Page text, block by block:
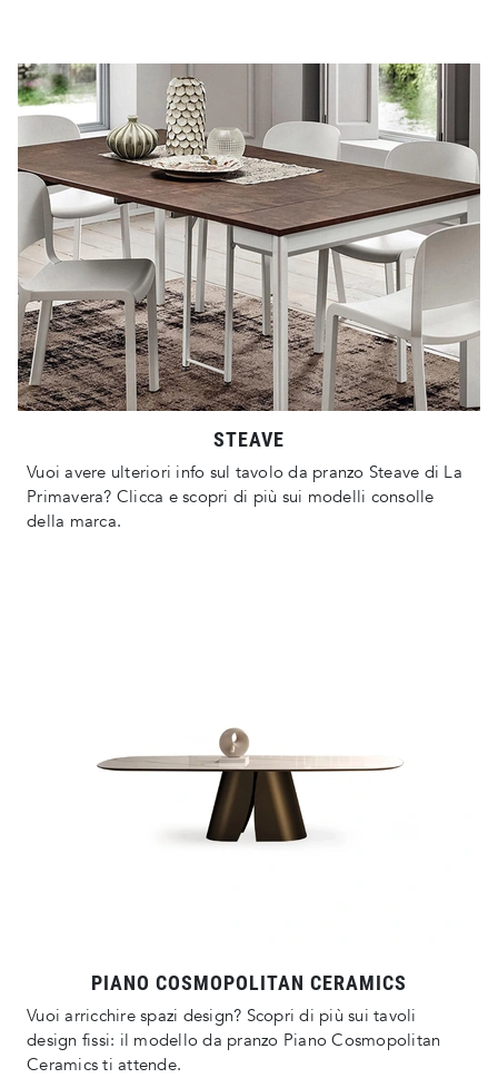
STEAVE
Vuoi avere ulteriori info sul tavolo da pranzo Steave di La
Primavera? Clicca e scopri di più sui modelli consolle
della marca.
PIANO COSMOPOLITAN CERAMICS
Vuoi arricchire spazi design? Scopri di più sui tavoli
design fissi: il modello da pranzo Piano Cosmopolitan
Ceramics ti attende.